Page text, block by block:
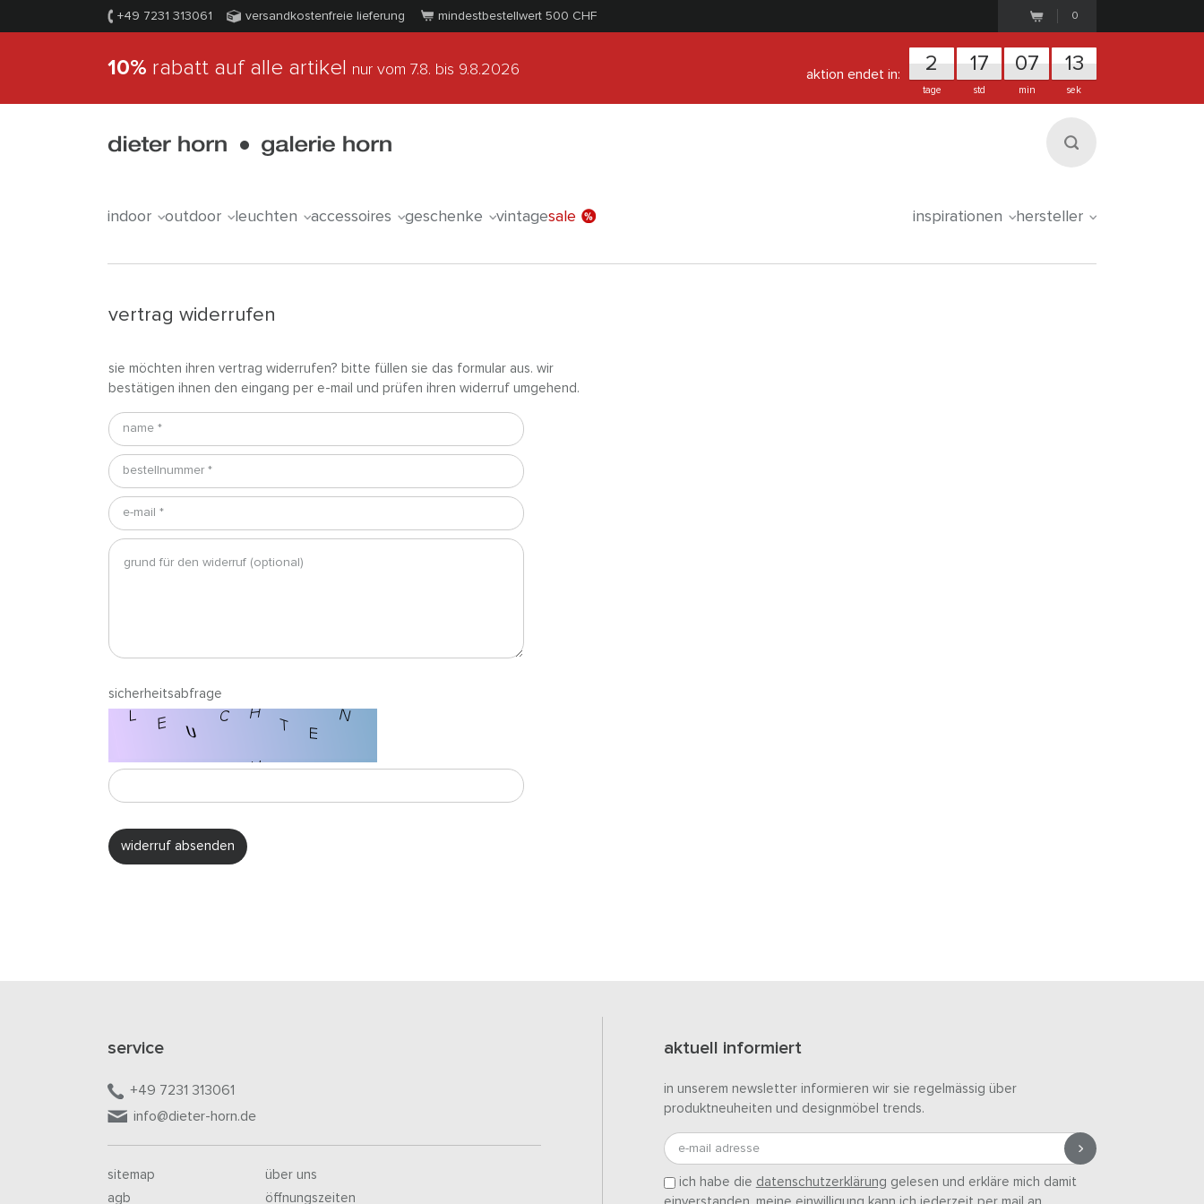
+49 7231 313061 versandkostenfreie lieferung mindestbestellwert 500 CHF 0
10% rabatt auf alle artikel nur vom 7.8. bis 9.8.2026 aktion endet in: 2
tage
17
std
07
min
12
sek
indoor outdoor leuchten accessoires geschenke vintagesale inspirationen hersteller
vertrag widerrufen
sie möchten ihren vertrag widerrufen? bitte füllen sie das formular aus. wir
bestätigen ihnen den eingang per e-mail und prüfen ihren widerruf umgehend.
name *
bestellnummer *
e-mail *
sicherheitsabfrage
widerruf absenden
service
+49 7231 313061
info@dieter-horn.de
sitemap
agb
über uns
öffnungszeiten
aktuell informiert
in unserem newsletter informieren wir sie regelmässig über
produktneuheiten und designmöbel trends.
e-mail adresse
ich habe die datenschutzerklärung gelesen und erkläre mich damit